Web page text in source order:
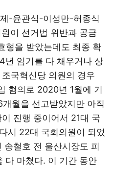
-윤관식-이성만-허종식
이 선거법 위반과 공금
형을 받았는데도 최종 확
년 임기를 다 채우거나 상
국혁신당 의원의 경우
혐의로 2020년 1월에 기
월을 선고받았지만 아직
진행 중이어서 21대 국
시 22대 국회의원이 되었
철호 전 울산시장도 피
다 마쳤다. 이 기간 동안